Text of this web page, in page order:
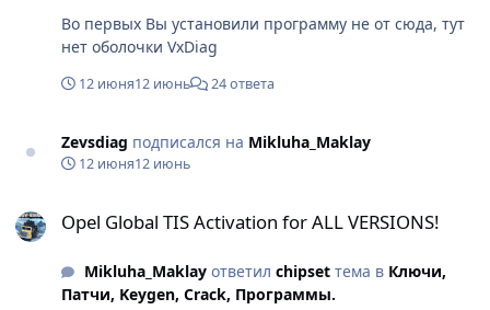
Во первых Вы установили программу не от сюда, тут
нет оболочки VxDiag
12 июня12 июнь 24 ответа
Zevsdiag подписался на Mikluha_Maklay
12 июня12 июнь
Opel Global TIS Activation for ALL VERSIONS!
Mikluha_Maklayответил chipsetтема в Ключи,
Патчи, Keygen, Crack, Программы.